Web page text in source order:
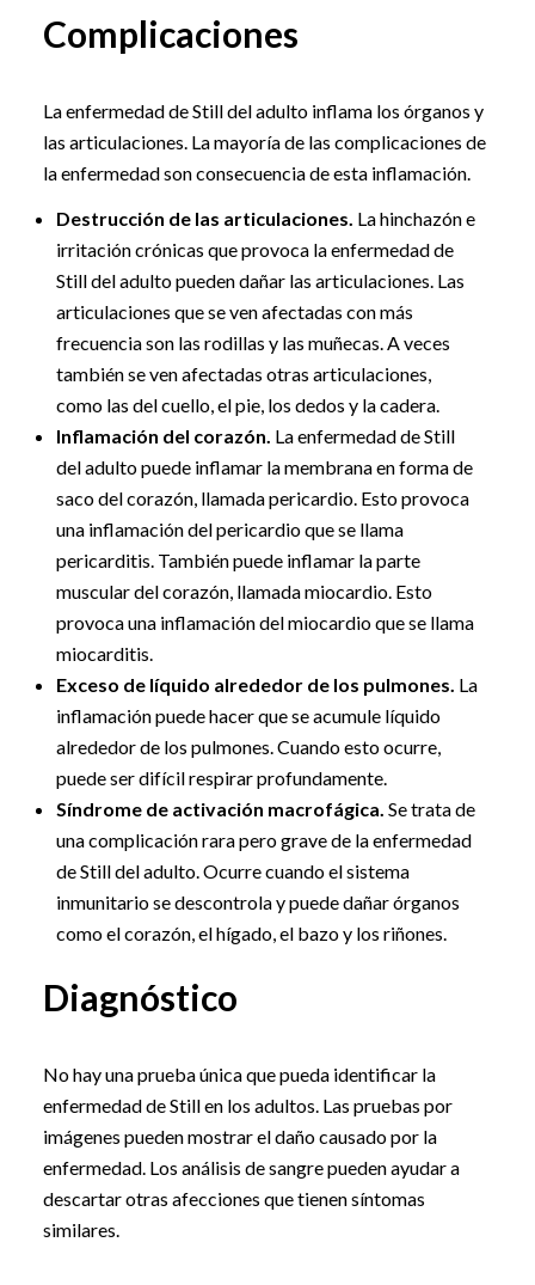
Complicaciones
La enfermedad de Still del adulto inflama los órganos y
las articulaciones. La mayoría de las complicaciones de
la enfermedad son consecuencia de esta inflamación.
Destrucción de las articulaciones. La hinchazón e
irritación crónicas que provoca la enfermedad de
Still del adulto pueden dañar las articulaciones. Las
articulaciones que se ven afectadas con más
frecuencia son las rodillas y las muñecas. A veces
también se ven afectadas otras articulaciones,
como las del cuello, el pie, los dedos y la cadera.
Inflamación del corazón. La enfermedad de Still
del adulto puede inflamar la membrana en forma de
saco del corazón, llamada pericardio. Esto provoca
una inflamación del pericardio que se llama
pericarditis. También puede inflamar la parte
muscular del corazón, llamada miocardio. Esto
provoca una inflamación del miocardio que se llama
miocarditis.
Exceso de líquido alrededor de los pulmones. La
inflamación puede hacer que se acumule líquido
alrededor de los pulmones. Cuando esto ocurre,
puede ser difícil respirar profundamente.
Síndrome de activación macrofágica. Se trata de
una complicación rara pero grave de la enfermedad
de Still del adulto. Ocurre cuando el sistema
inmunitario se descontrola y puede dañar órganos
como el corazón, el hígado, el bazo y los riñones.
Diagnóstico
No hay una prueba única que pueda identificar la
enfermedad de Still en los adultos. Las pruebas por
imágenes pueden mostrar el daño causado por la
enfermedad. Los análisis de sangre pueden ayudar a
descartar otras afecciones que tienen síntomas
similares.